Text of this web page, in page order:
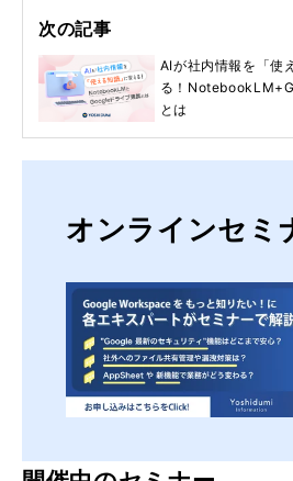
次の記事
AIが社内情報を「使
る！
とは
オンラインセミ